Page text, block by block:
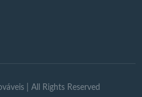
| All Rights Reserved